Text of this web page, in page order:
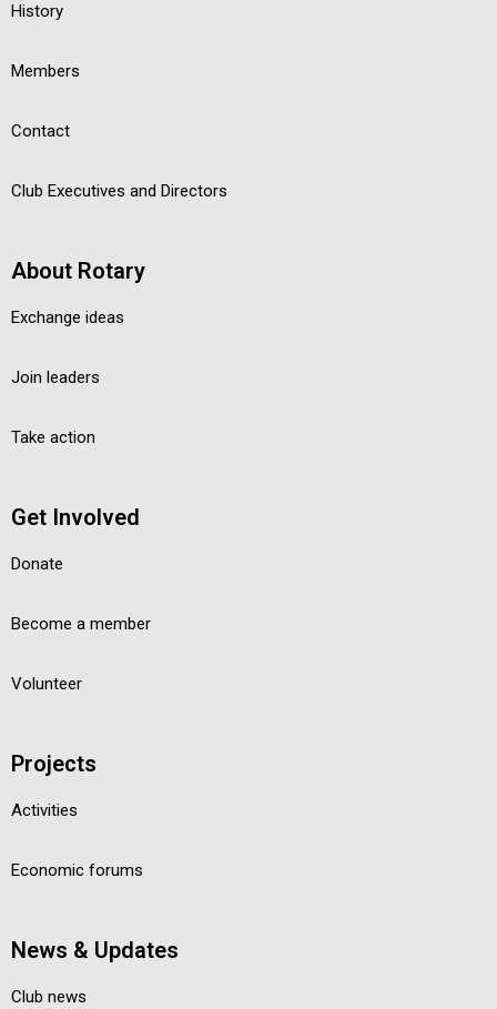
History
Members
Contact
Club Executives and Directors
About Rotary
Exchange ideas
Join leaders
Take action
Get Involved
Donate
Become a member
Volunteer
Projects
Activities
Economic forums
News & Updates
Club news